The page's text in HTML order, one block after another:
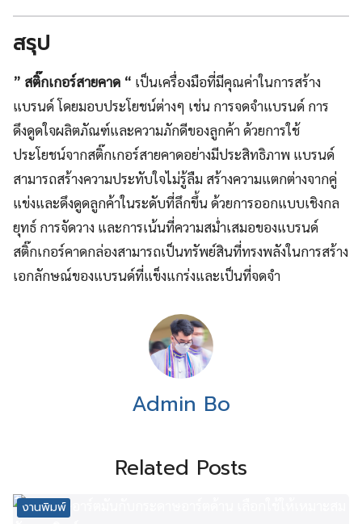
สรุป
” สติ๊กเกอร์สายคาด “ เป็นเครื่องมือที่มีคุณค่าในการสร้าง
แบรนด์ โดยมอบประโยชน์ต่างๆ เช่น การจดจำแบรนด์ การ
ดึงดูดใจผลิตภัณฑ์และความภักดีของลูกค้า ด้วยการใช้
ประโยชน์จากสติ๊กเกอร์สายคาดอย่างมีประสิทธิภาพ แบรนด์
สามารถสร้างความประทับใจไม่รู้ลืม สร้างความแตกต่างจากคู่
แข่งและดึงดูดลูกค้าในระดับที่ลึกขึ้น ด้วยการออกแบบเชิงกล
ยุทธ์ การจัดวาง และการเน้นที่ความสม่ำเสมอของแบรนด์
สติ๊กเกอร์คาดกล่องสามารถเป็นทรัพย์สินที่ทรงพลังในการสร้าง
เอกลักษณ์ของแบรนด์ที่แข็งแกร่งและเป็นที่จดจำ
Admin Bo
Related Posts
งานพิมพ์